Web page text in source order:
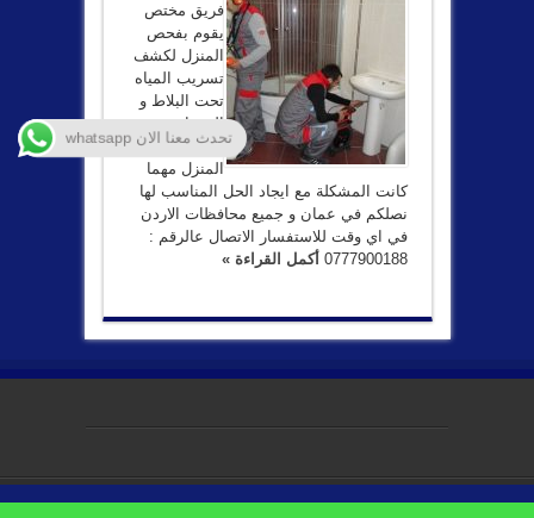
فريق مختص
يقوم بفحص
المنزل لكشف
تسريب المياه
تحت البلاط و
الجدران
لديكم في
المنزل مهما
كانت المشكلة مع ايجاد الحل المناسب لها
نصلكم في عمان و جميع محافظات الاردن
في اي وقت للاستفسار الاتصال عالرقم :
0777900188 أكمل القراءة »
تحدث معنا الان whatsapp